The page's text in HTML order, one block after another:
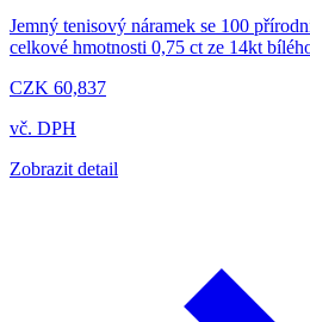
Jemný tenisový náramek se 100
celkové hmotnosti 0,75 ct ze 14kt
CZK 60,837
vč. DPH
Zobrazit detail